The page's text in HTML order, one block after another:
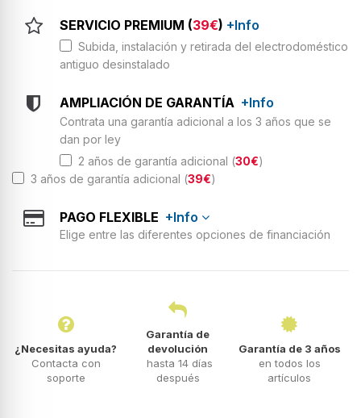
SERVICIO PREMIUM (39€) +Info
Subida, instalación y retirada del electrodoméstico
antiguo desinstalado
AMPLIACIÓN DE GARANTÍA +Info
Contrata una garantía adicional a los 3 años que se
dan por ley
2 años de garantía adicional (30€)
3 años de garantía adicional (39€)
PAGO FLEXIBLE +Info
Elige entre las diferentes opciones de financiación
¿Necesitas ayuda?
Contacta con
soporte
Garantía de
devolución
hasta 14 días
después
Garantía de 3 años
en todos los
artículos